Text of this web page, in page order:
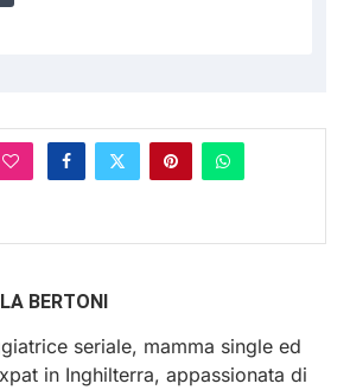
BERTONI
seriale, mamma single ed
in Inghilterra, appassionata di